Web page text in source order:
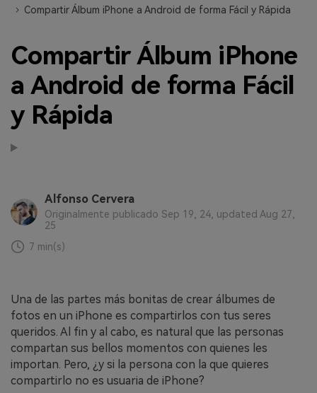
valores de fábrica.
MobileTrans App
Transfiere datos del teléfono, de
WhatsApp y archivos entre dispositivos
iOS y Android.
Compartir Álbum iPhone a Android de forma Fácil y Rápida
Compartir Álbum iPhone
a Android de forma Fácil
y Rápida
Alfonso Cervera
Originalmente publicado Sep 19, 24, updated Aug 27,
25
7 min(s)
Una de las partes más bonitas de crear álbumes de
fotos en un iPhone es compartirlos con tus seres
queridos. Al fin y al cabo, es natural que las personas
compartan sus bellos momentos con quienes les
importan. Pero, ¿y si la persona con la que quieres
compartirlo no es usuaria de iPhone?